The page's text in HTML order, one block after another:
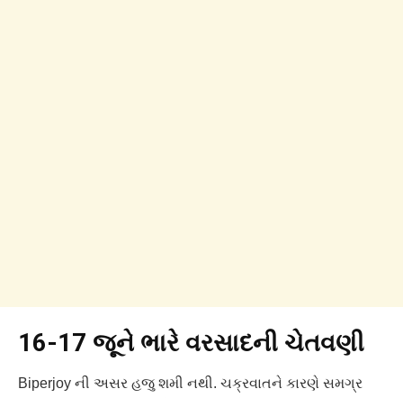
16-17 જૂને ભારે વરસાદની ચેતવણી
Biperjoy ની અસર હજુ શમી નથી. ચક્રવાતને કારણે સમગ્ર